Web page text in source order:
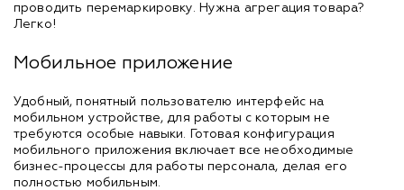
проводить перемаркировку. Нужна агрегация товара?
Легко!
Мобильное приложение
Удобный, понятный пользователю интерфейс на
мобильном устройстве, для работы с которым не
требуются особые навыки. Готовая конфигурация
мобильного приложения включает все необходимые
бизнес-процессы для работы персонала, делая его
полностью мобильным.